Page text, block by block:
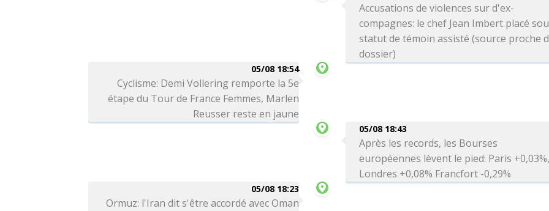
Accusations de violences sur d'ex-
compagnes: le chef Jean Imbert placé
statut de témoin assisté (source proche
dossier)
05/08 18:54
Cyclisme: Demi Vollering remporte la 5e
étape du Tour de France Femmes, Marlen
Reusser reste en jaune
05/08 18:43
Après les records, les Bourses
européennes lèvent le pied: Paris
Londres +0,08% Francfort -0,29%
05/08 18:23
Ormuz: l'Iran dit s'être accordé avec Oman